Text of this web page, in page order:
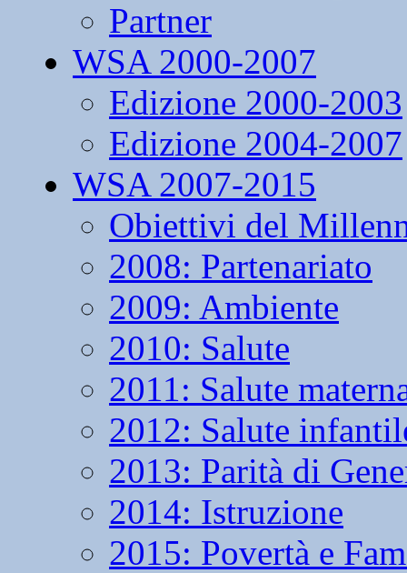
Partner
WSA 2000-2007
Edizione 2000-2003
Edizione 2004-2007
WSA 2007-2015
Obiettivi del
2008: Partenariato
2009: Ambiente
2010: Salute
2011: Salute
2012: Salute
2013: Parità di
2014: Istruzione
2015: Povertà e